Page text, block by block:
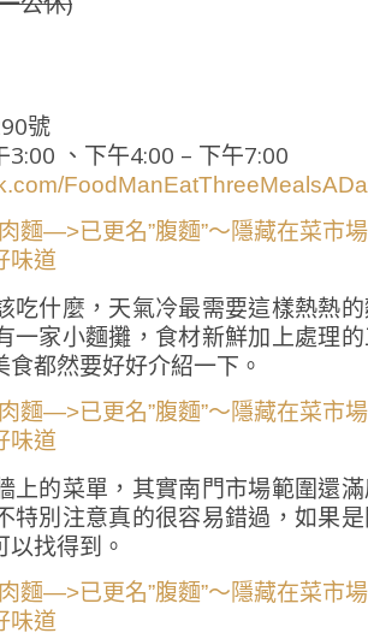
號
、下午4:00 – 下午7:00
吃什麼，天氣冷最需要這樣熱熱
一家小麵攤，食材新鮮加上處理
都然要好好介紹一下。
上的菜單，其實南門市場範圍還
特別注意真的很容易錯過，如果
找得到。